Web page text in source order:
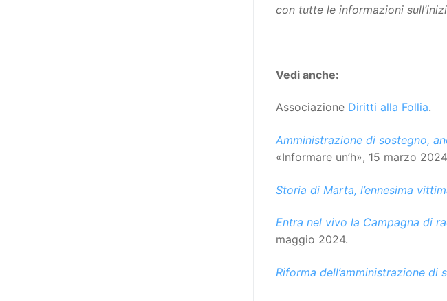
con tutte le informazioni
Vedi anche:
Associazione Diritti alla Follia.
Amministrazione di sostegno,
«Informare un’h», 15 marzo
Storia di Marta, l’ennesima
Entra nel vivo la Campagna di
maggio 2024.
Riforma dell’amministrazione di